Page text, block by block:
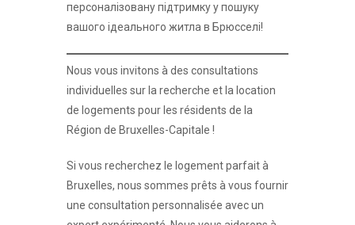
персоналізовану підтримку у пошуку
вашого ідеального житла в Брюсселі!
Nous vous invitons à des consultations
individuelles sur la recherche et la location
de logements pour les résidents de la
Région de Bruxelles-Capitale !
Si vous recherchez le logement parfait à
Bruxelles, nous sommes prêts à vous fournir
une consultation personnalisée avec un